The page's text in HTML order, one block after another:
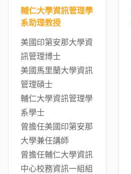
輔仁大學資訊管理學
系助理教授
美國印第安那大學資
訊管理博士
美國馬里蘭大學資訊
管理碩士
輔仁大學資訊管理學
系學士
曾擔任美國印第安那
大學兼任講師
曾擔任輔仁大學資訊
中心校務資訊一組組